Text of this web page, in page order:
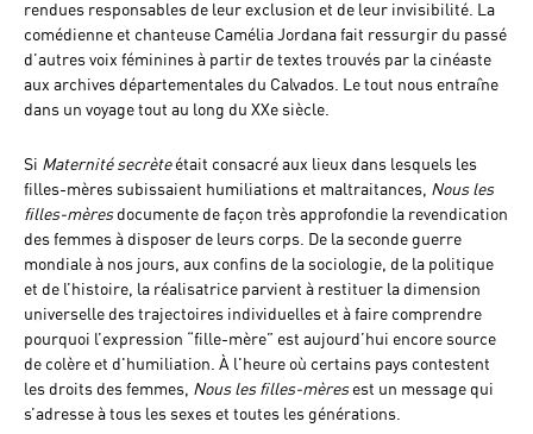
rendues responsables de leur exclusion et de leur invisibilité. La
comédienne et chanteuse Camélia Jordana fait ressurgir du passé
d’autres voix féminines à partir de textes trouvés par la cinéaste
aux archives départementales du Calvados. Le tout nous entraîne
dans un voyage tout au long du XXe siècle.
Si Maternité secrèteétait consacré aux lieux dans lesquels les
filles-mères subissaient humiliations et maltraitances, Nous les
filles-mèresdocumente de façon très approfondie la revendication
des femmes à disposer de leurs corps. De la seconde guerre
mondiale à nos jours, aux confins de la sociologie, de la politique
et de l’histoire, la réalisatrice parvient à restituer la dimension
universelle des trajectoires individuelles et à faire comprendre
pourquoi l’expression “fille-mère” est aujourd’hui encore source
de colère et d'humiliation. À l'heure où certains pays contestent
les droits des femmes, Nous les filles-mèresest un message qui
s’adresse à tous les sexes et toutes les générations.